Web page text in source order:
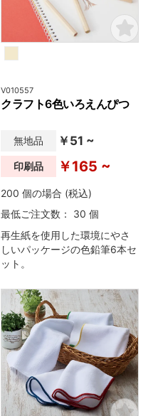
V010557
クラフト6色いろえんぴつ
無地品 ￥51 ~
印刷品 ￥165 ~
200 個の場合 (税込)
最低ご注文数： 30 個
再生紙を使用した環境にやさ
しいパッケージの色鉛筆6本セ
ット。